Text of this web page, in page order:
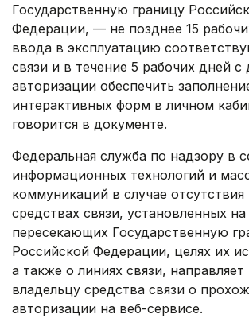
Государственную границу
Федерации, — не позднее 15
ввода в эксплуатацию
связи и в течение 5 рабочих дней с
авторизации обеспечить
интерактивных форм в личном
говорится в документе.
Федеральная служба по надзору в
информационных технологий и
коммуникаций в случае
средствах связи, установленных на
пересекающих Государственную
Российской Федерации, целях их
а также о линиях связи, направляет
владельцу средства связи о
авторизации на веб-сервисе.